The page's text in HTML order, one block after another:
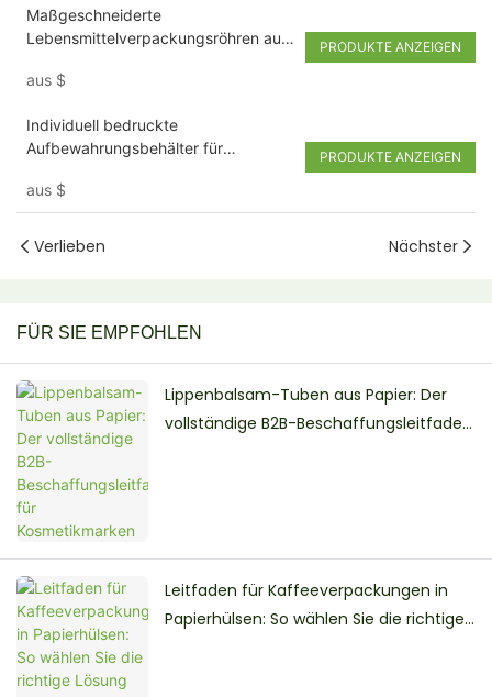
Maßgeschneiderte
Lebensmittelverpackungsröhren aus
aus $
PRODUKTE ANZEIGEN
Individuell bedruckte
Aufbewahrungsbehälter für
verpacken, runde Zylinderbox
aus $
PRODUKTE ANZEIGEN
Verlieben Nächster
FÜR SIE EMPFOHLEN
Lippenbalsam-Tuben aus Papier: Der
vollständige B2B-Beschaffungsleitfaden
Leitfaden für Kaffeeverpackungen in
Papierhülsen: So wählen Sie die richtige